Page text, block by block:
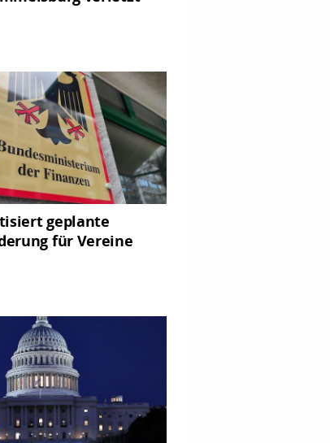
geplante
für Vereine